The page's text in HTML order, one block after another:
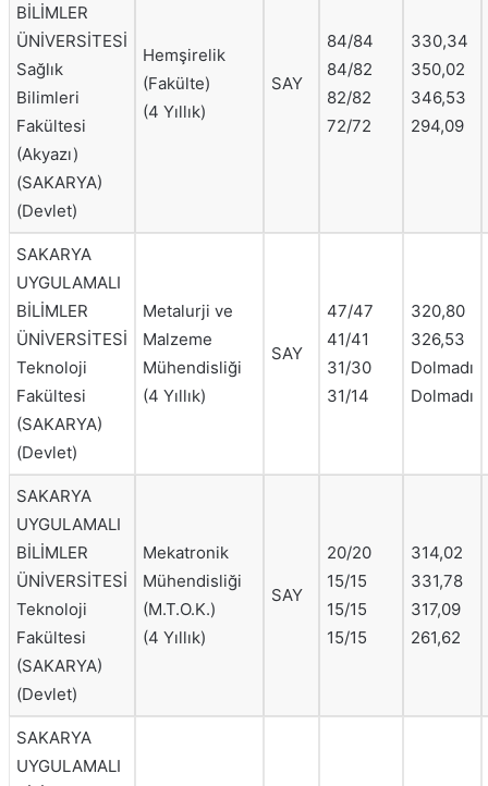
BİLİMLER
ÜNİVERSİTESİ
Sağlık
Bilimleri
Fakültesi
(Akyazı)
(SAKARYA)
(Devlet)
Hemşirelik
(Fakülte)
(4 Yıllık)
SAY
84/84
84/82
82/82
72/72
330,34
350,02
346,53
294,09
SAKARYA
UYGULAMALI
BİLİMLER
ÜNİVERSİTESİ
Teknoloji
Fakültesi
(SAKARYA)
(Devlet)
Metalurji ve
Malzeme
Mühendisliği
(4 Yıllık)
SAY
47/47
41/41
31/30
31/14
320,80
326,53
Dolmadı
Dolmadı
SAKARYA
UYGULAMALI
BİLİMLER
ÜNİVERSİTESİ
Teknoloji
Fakültesi
(SAKARYA)
(Devlet)
Mekatronik
Mühendisliği
(M.T.O.K.)
(4 Yıllık)
SAY
20/20
15/15
15/15
15/15
314,02
331,78
317,09
261,62
SAKARYA
UYGULAMALI